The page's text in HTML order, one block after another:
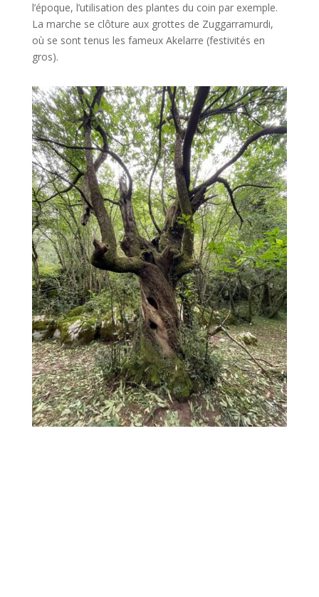
l’époque, l’utilisation des plantes du coin par exemple.
La marche se clôture aux grottes de Zuggarramurdi,
où se sont tenus les fameux Akelarre (festivités en
gros).